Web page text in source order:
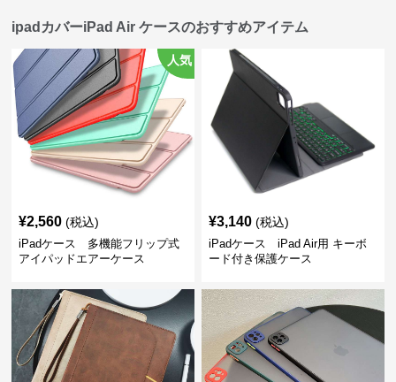
ipadカバーiPad Air ケースのおすすめアイテム
人気
¥2,560 (税込)
iPadケース 多機能フリップ式
アイパッドエアーケース
¥3,140 (税込)
iPadケース iPad Air用 キーボ
ード付き保護ケース